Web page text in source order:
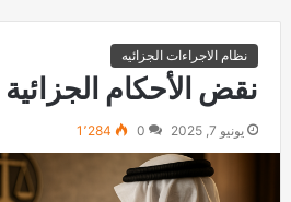
نظام الاجراءات الجزائيه
نقض الأحكام
يونيو 7, 2025 0 1٬284